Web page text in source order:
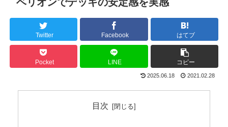
Twitter Facebook はてブ
Pocket LINE コピー
2025.06.18 2021.02.28
目次